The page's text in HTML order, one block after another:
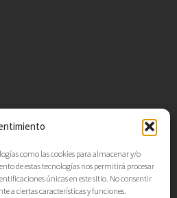
como las cookies para almacenar y/o
de estas tecnologías nos permitirá procesar
únicas en este sitio. No consentir
a ciertas características y funciones.